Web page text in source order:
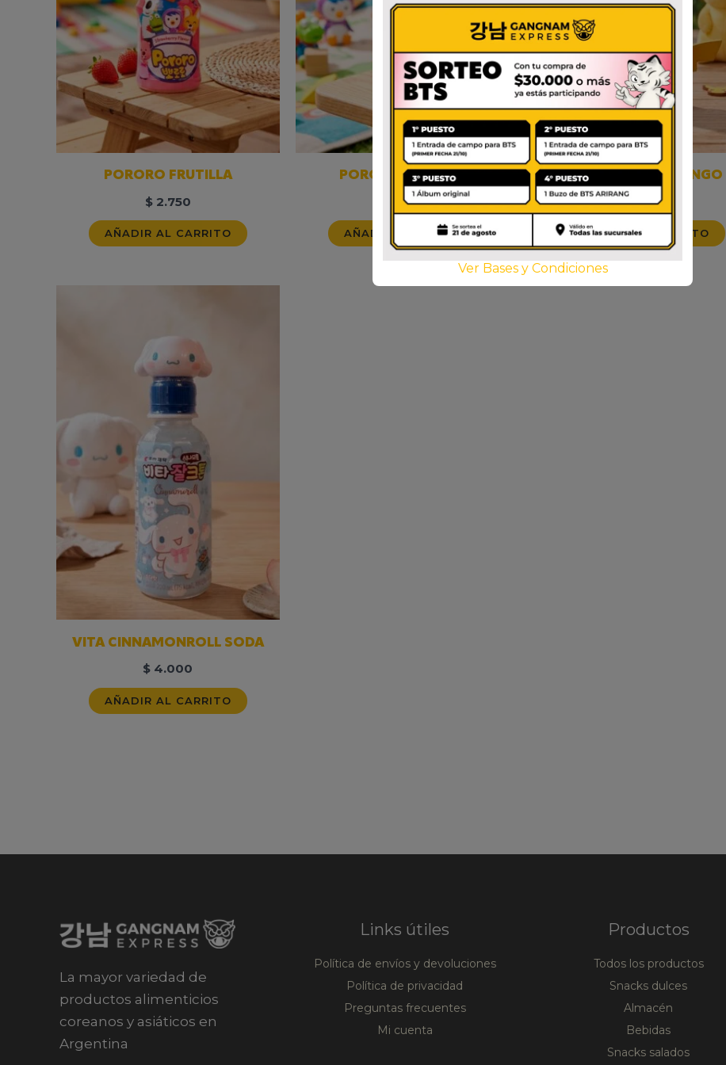
PORORO FRUTILLA
$2.750
AÑADIR AL CARRITO
PORORO MANZANA
2.750
AÑADIR AL CARRITO
VITA PIKACHU MANGO
$4.000
AÑADIR AL CARRITO
VITA CINNAMONROLL SODA
$ 4.000
AÑADIR AL CARRITO
La mayor variedad de
productos alimenticios
coreanos y asiáticos en
Argentina
Links útiles
Política de envíos y devoluciones
Política de privacidad
Preguntas frecuentes
Mi cuenta
Productos
Todos los productos
Snacks dulces
Almacén
Bebidas
Snacks salados
Ver Bases y Condiciones